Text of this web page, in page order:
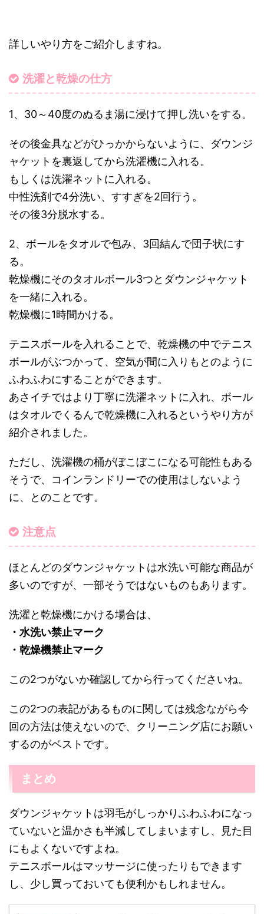
詳しいやり方をご紹介しますね。
洗濯と乾燥の仕方
1、30～40度のぬるま湯に浸けて押し洗いをする。
その後金具などがひっかからないように、ダウンジ
ャケットを裏返してから洗濯機に入れる。
もしくは洗濯ネットに入れる。
中性洗剤で4分洗い、すすぎを2回行う。
その後3分脱水する。
2、ボールをタオルで包み、3回結んで団子状にす
る。
乾燥機にそのタオルボール3つとダウンジャケット
を一緒に入れる。
乾燥機に1時間かける。
テニスボールを入れることで、乾燥機の中でテニス
ボールがぶつかって、空気が間に入りもとのように
ふわふわにすることができます。
あさイチではより丁寧に洗濯ネットに入れ、ボール
はタオルでくるんで乾燥機に入れるというやり方が
紹介されました。
ただし、洗濯機の桶がぼこぼこになる可能性もある
そうで、コインランドリーでの使用はしないよう
に、とのことです。
注意点
ほとんどのダウンジャケットは水洗い可能な商品が
多いのですが、一部そうではないものもあります。
洗濯と乾燥機にかける場合は、
・水洗い禁止マーク
・乾燥機禁止マーク
この2つがないか確認してから行ってくださいね。
この2つの表記があるものに関しては残念ながら今
回の方法は使えないので、クリーニング店にお願い
するのがベストです。
まとめ
ダウンジャケットは羽毛がしっかりふわふわになっ
ていないと温かさも半減してしまいますし、見た目
にもよくないですよね。
テニスボールはマッサージに使ったりもできます
し、少し買っておいても便利かもしれません。